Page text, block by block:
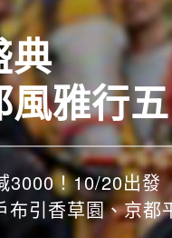
典
雅行
3000！10/20出發
布引香草園、京